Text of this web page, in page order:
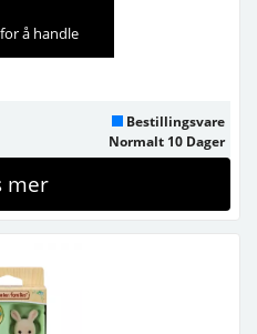
å handle
Bestillingsvare
Normalt 10 Dager
mer